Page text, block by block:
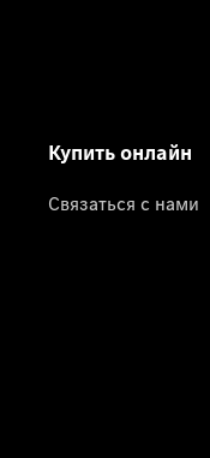
Купить онлайн
Связаться с нами